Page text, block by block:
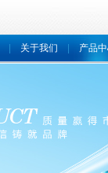
关于我们 产品